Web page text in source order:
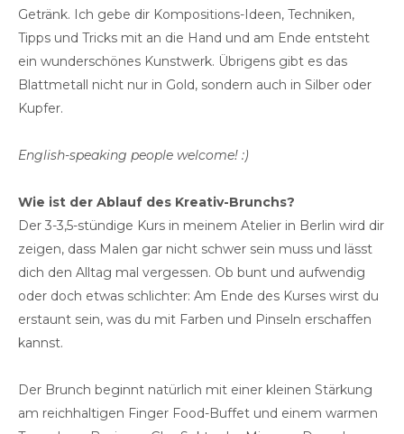
Getränk. Ich gebe dir Kompositions-Ideen, Techniken,
Tipps und Tricks mit an die Hand und am Ende entsteht
ein wunderschönes Kunstwerk. Übrigens gibt es das
Blattmetall nicht nur in Gold, sondern auch in Silber oder
Kupfer.
English-speaking people welcome! :)
Wie ist der Ablauf des Kreativ-Brunchs?
Der 3-3,5-stündige Kurs in meinem Atelier in Berlin wird dir
zeigen, dass Malen gar nicht schwer sein muss und lässt
dich den Alltag mal vergessen. Ob bunt und aufwendig
oder doch etwas schlichter: Am Ende des Kurses wirst du
erstaunt sein, was du mit Farben und Pinseln erschaffen
kannst.
Der Brunch beginnt natürlich mit einer kleinen Stärkung
am reichhaltigen Finger Food-Buffet und einem warmen